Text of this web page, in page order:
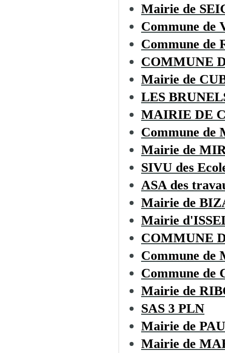
Mairie de
Commune
Commune de
COMMUNE
Mairie de
LES
MAIRIE DE
Commune de
Mairie de
SIVU des
ASA des
Mairie de
Mairie
COMMUNE
Commune de
Commune de
Mairie de
SAS 3 PLN
Mairie de
Mairie de